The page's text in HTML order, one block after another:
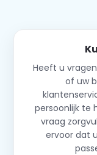
Heeft u
of uw
persoonlijk te
vraag
ervoor dat